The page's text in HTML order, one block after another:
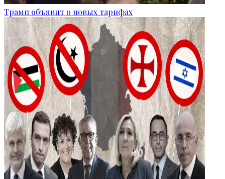
Трамп объявит о новых тарифах